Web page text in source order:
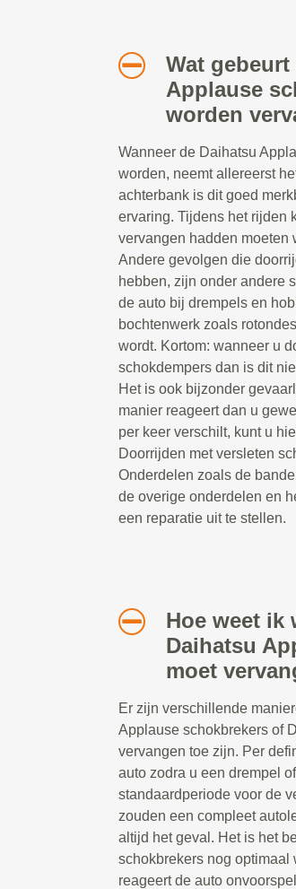
Wat
Applause
worden
Wanneer de Daihatsu
worden, neemt allereerst
achterbank is dit goed
ervaring. Tijdens het rijden
vervangen hadden moeten
Andere gevolgen die
hebben, zijn onder andere
de auto bij drempels en
bochtenwerk zoals
wordt. Kortom: wanneer u
schokdempers dan is dit
Het is ook bijzonder
manier reageert dan u
per keer verschilt, kunt u
Doorrijden met versleten
Onderdelen zoals de
de overige onderdelen en
een reparatie uit te stellen.
Hoe weet ik
Daihatsu
moet
Er zijn verschillende
Applause schokbrekers of
vervangen toe zijn. Per
auto zodra u een drempel
standaardperiode voor de
zouden een compleet
altijd het geval. Het is het
schokbrekers nog optimaal
reageert de auto